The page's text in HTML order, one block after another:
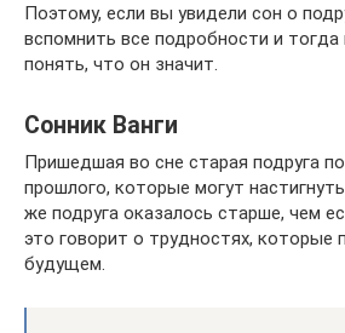
Поэтому, если вы увидели сон о
вспомнить все подробности и
понять, что он значит.
Cонник Ванги
Пришедшая во сне старая подруга
прошлого, которые могут
же подруга оказалось старше, чем
это говорит о трудностях,
будущем.